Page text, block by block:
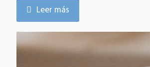
Leer más